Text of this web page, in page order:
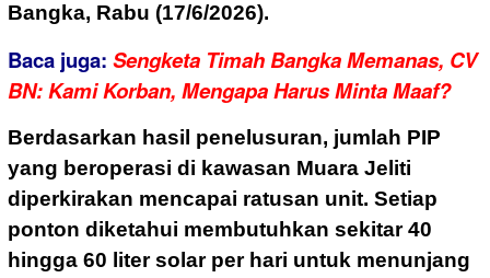
Bangka, Rabu (17/6/2026).
Baca juga: Sengketa Timah Bangka Memanas, CV
BN: Kami Korban, Mengapa Harus Minta Maaf?
Berdasarkan hasil penelusuran, jumlah PIP
yang beroperasi di kawasan Muara Jeliti
diperkirakan mencapai ratusan unit. Setiap
ponton diketahui membutuhkan sekitar 40
hingga 60 liter solar per hari untuk menunjang